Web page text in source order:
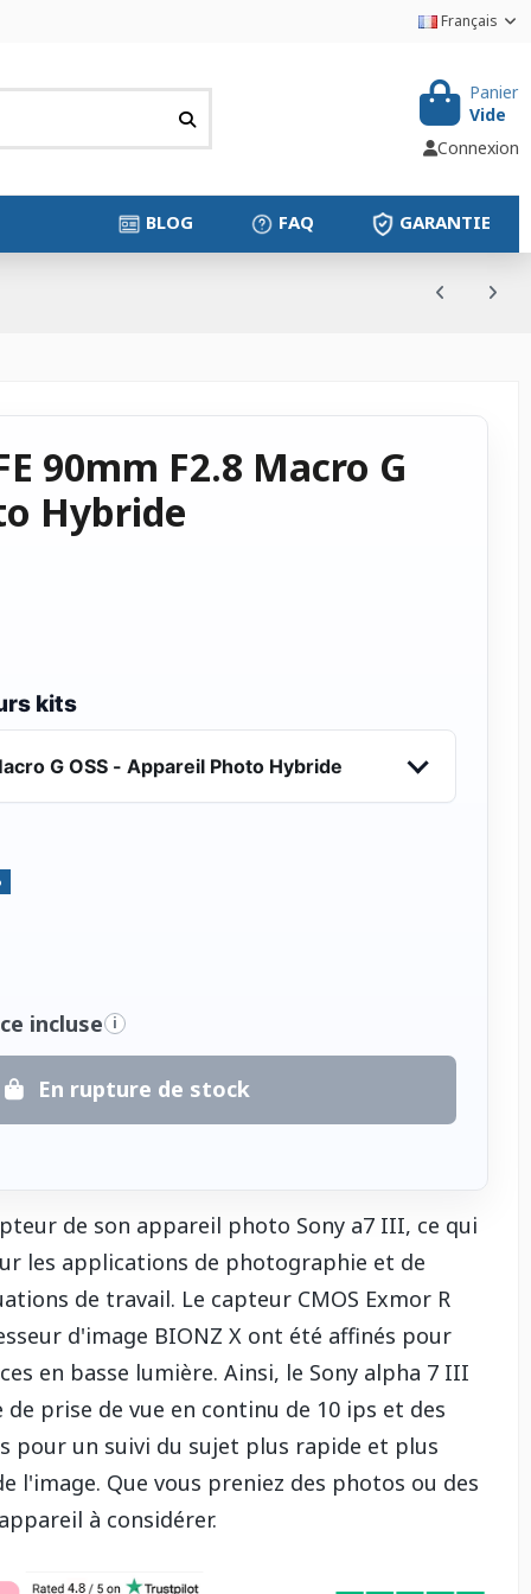
Français
Panier
Vide
Connexion
GARANTIE
FAQ
BLOG
90mm F2.8 Macro G
Hybride
kits
G OSS - Appareil Photo Hybride
incluse i
En rupture de stock
de son appareil photo Sony a7 III, ce qui
les applications de photographie et de
de travail. Le capteur CMOS Exmor R
d'image BIONZ X ont été affinés pour
en basse lumière. Ainsi, le Sony alpha 7 III
prise de vue en continu de 10 ips et des
pour un suivi du sujet plus rapide et plus
l'image. Que vous preniez des photos ou des
à considérer.